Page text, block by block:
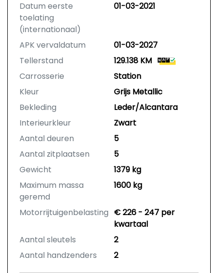
Datum eerste
toelating
(internationaal)
01-03-2021
APK vervaldatum
01-03-2027
Tellerstand
129.138 KM
Carrosserie
Station
Kleur
Grijs Metallic
Bekleding
Leder/Alcantara
Interieurkleur
Zwart
Aantal deuren
5
Aantal zitplaatsen
5
Gewicht
1379 kg
Maximum massa
geremd
1600 kg
Motorrijtuigenbelasting € 226 - 247 per
kwartaal
Aantal sleutels
2
Aantal handzenders
2